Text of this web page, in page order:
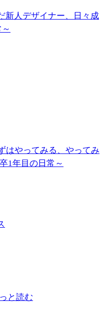
新人デザイナー、日々成
はやってみる、やってみ
1年目の日常～
と読む